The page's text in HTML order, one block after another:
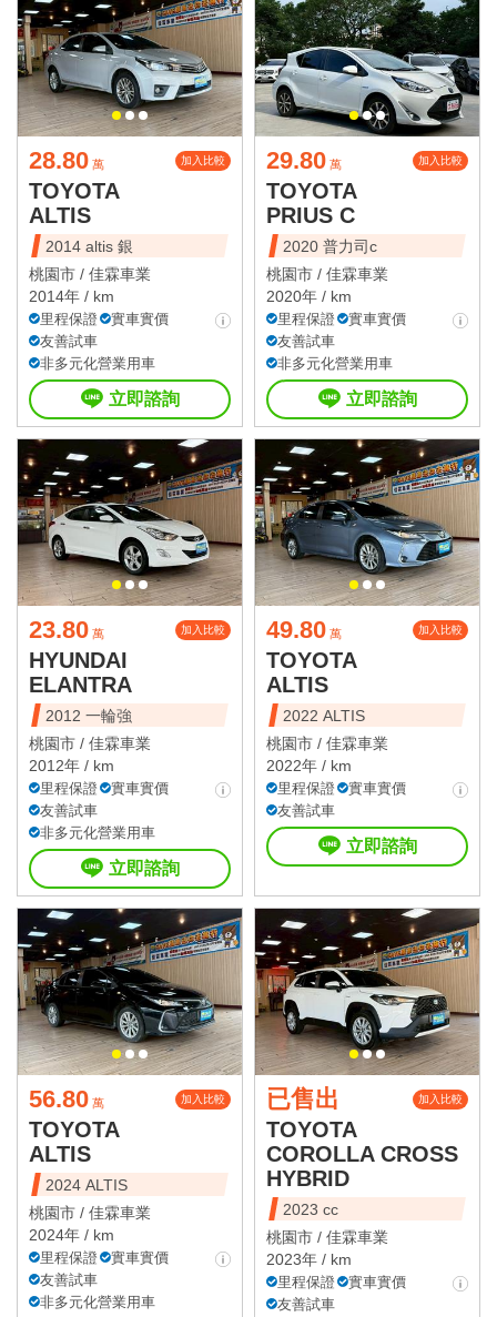
28.80 萬 加入比較
TOYOTA
ALTIS
2014 altis 銀
桃園市 / 佳霖車業
2014年 / km
里程保證
實車實價
友善試車
非多元化營業用車
立即諮詢
29.80 萬 加入比較
TOYOTA
PRIUS C
2020 普力司c
桃園市 / 佳霖車業
2020年 / km
里程保證
實車實價
友善試車
非多元化營業用車
立即諮詢
23.80 萬 加入比較
HYUNDAI
ELANTRA
2012 一輪強
桃園市 / 佳霖車業
2012年 / km
里程保證
實車實價
友善試車
非多元化營業用車
立即諮詢
49.80 萬 加入比較
TOYOTA
ALTIS
2022 ALTIS
桃園市 / 佳霖車業
2022年 / km
里程保證
實車實價
友善試車
立即諮詢
56.80 萬 加入比較
TOYOTA
ALTIS
2024 ALTIS
桃園市 / 佳霖車業
2024年 / km
里程保證
實車實價
友善試車
非多元化營業用車
已售出 加入比較
TOYOTA
COROLLA CROSS
HYBRID
2023 cc
桃園市 / 佳霖車業
2023年 / km
里程保證
實車實價
友善試車